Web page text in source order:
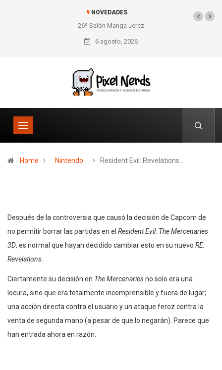
NOVEDADES
26º Salón Manga Jerez SNES Pixel Book para
los amantes de lo retro
6 agosto, 2026
Home Nintendo Resident Evil: Revelations…
Después de la controversia que causó la decisión de Capcom de
no permitir borrar las partidas en el Resident Evil: The Mercenaries
3D, es normal que hayan decidido cambiar esto en su nuevo RE:
Revelations.
Ciertamente su decisión en The Mercenariesno solo era una
locura, sino que era totalmente incomprensible y fuera de lugar;
una acción directa contra el usuario y un ataque feroz contra la
venta de segunda mano (a pesar de que lo negarán). Parece que
han entrada ahora en razón.